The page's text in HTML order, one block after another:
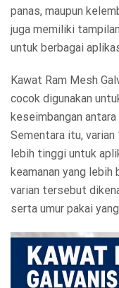
panas, maupun
juga memiliki
untuk berbagai
Kawat Ram Mesh
cocok digunakan
keseimbangan
Sementara itu, varian
lebih tinggi untuk
keamanan yang lebih
varian tersebut
serta umur pakai